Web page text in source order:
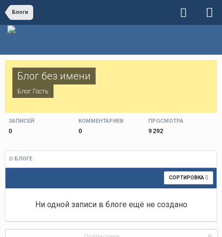
Блоги
Блог без имени
Блог Гость
ЗАПИСЕЙ
0
КОММЕНТАРИЕВ
0
ПРОСМОТРА
9 292
О БЛОГЕ
СОРТИРОВКА
Ни одной записи в блоге ещё не создано